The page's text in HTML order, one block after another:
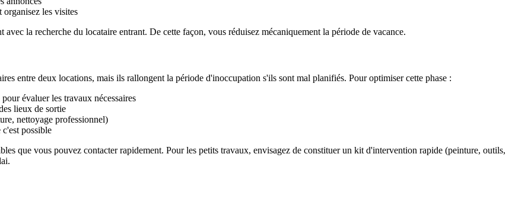
organisez les visites
la recherche du locataire entrant. De cette façon, vous réduisez mécaniquement la période de vacance.
entre deux locations, mais ils rallongent la période d'inoccupation s'ils sont mal planifiés. Pour optimiser cette phase :
évaluer les travaux nécessaires
lieux de sortie
nettoyage professionnel)
possible
que vous pouvez contacter rapidement. Pour les petits travaux, envisagez de constituer un kit d'intervention rapide (peinture, outils,